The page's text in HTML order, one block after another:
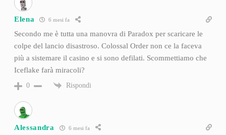
Elena 6 mesi fa
Secondo me è tutta una manovra di Paradox per scaricare le
colpe del lancio disastroso. Colossal Order non ce la faceva
più a sistemare il casino e si sono defilati. Scommettiamo che
Iceflake farà miracoli?
0 Rispondi
Alessandra 6 mesi fa